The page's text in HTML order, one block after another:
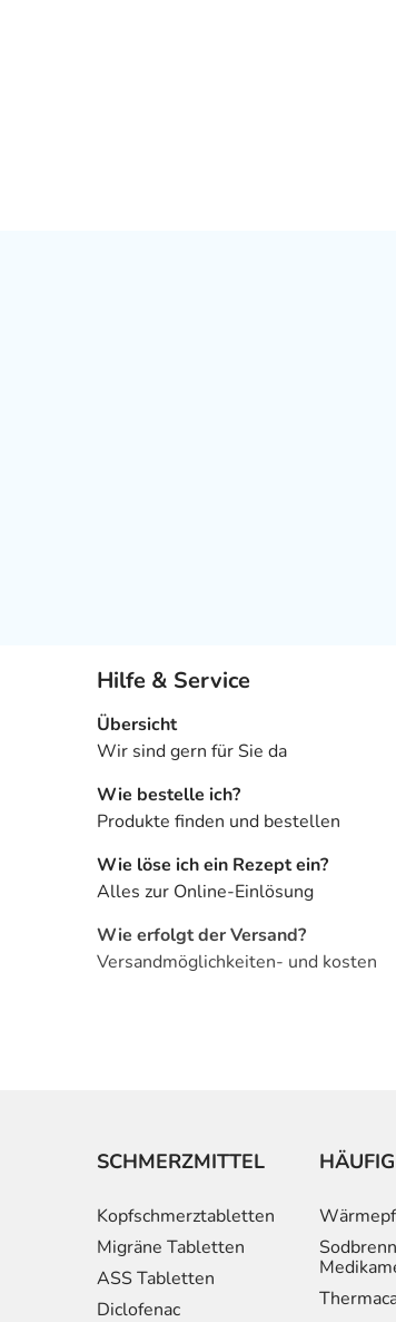
Hilfe & Service
Übersicht
Wir sind gern für Sie da
Wie bestelle ich?
Produkte finden und bestellen
Wie löse ich ein Rezept ein?
Alles zur Online-Einlösung
Wie erfolgt der Versand?
Versandmöglichkeiten- und kosten
SCHMERZMITTEL
Kopfschmerztabletten
Migräne Tabletten
ASS Tabletten
Diclofenac